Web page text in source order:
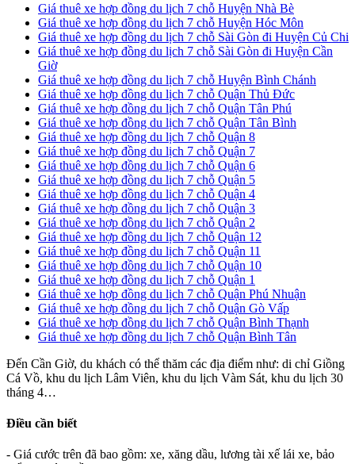
Giá thuê xe hợp đồng du lịch 7 chỗ Huyện Nhà Bè
Giá thuê xe hợp đồng du lịch 7 chỗ Huyện Hóc Môn
Giá thuê xe hợp đồng du lịch 7 chỗ Sài Gòn đi Huyện Củ Chi
Giá thuê xe hợp đồng du lịch 7 chỗ Sài Gòn đi Huyện Cần
Giờ
Giá thuê xe hợp đồng du lịch 7 chỗ Huyện Bình Chánh
Giá thuê xe hợp đồng du lịch 7 chỗ Quận Thủ Đức
Giá thuê xe hợp đồng du lịch 7 chỗ Quận Tân Phú
Giá thuê xe hợp đồng du lịch 7 chỗ Quận Tân Bình
Giá thuê xe hợp đồng du lịch 7 chỗ Quận 8
Giá thuê xe hợp đồng du lịch 7 chỗ Quận 7
Giá thuê xe hợp đồng du lịch 7 chỗ Quận 6
Giá thuê xe hợp đồng du lịch 7 chỗ Quận 5
Giá thuê xe hợp đồng du lịch 7 chỗ Quận 4
Giá thuê xe hợp đồng du lịch 7 chỗ Quận 3
Giá thuê xe hợp đồng du lịch 7 chỗ Quận 2
Giá thuê xe hợp đồng du lịch 7 chỗ Quận 12
Giá thuê xe hợp đồng du lịch 7 chỗ Quận 11
Giá thuê xe hợp đồng du lịch 7 chỗ Quận 10
Giá thuê xe hợp đồng du lịch 7 chỗ Quận 1
Giá thuê xe hợp đồng du lịch 7 chỗ Quận Phú Nhuận
Giá thuê xe hợp đồng du lịch 7 chỗ Quận Gò Vấp
Giá thuê xe hợp đồng du lịch 7 chỗ Quận Bình Thạnh
Giá thuê xe hợp đồng du lịch 7 chỗ Quận Bình Tân
Đến Cần Giờ, du khách có thể thăm các địa điểm như: di chỉ Giồng
Cá Vồ, khu du lịch Lâm Viên, khu du lịch Vàm Sát, khu du lịch 30
tháng 4…
Điều cần biết
- Giá cước trên đã bao gồm: xe, xăng dầu, lương tài xế lái xe, bảo